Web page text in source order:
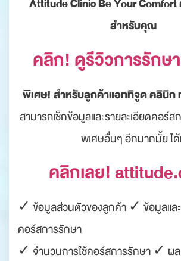
Attitude Clinic Be Your Comfort
สำหรับคุณ
คลิก! ดูรีวิวการรักษ
พิเศษ! สำหรับลูกค้าแอททิจูด คลินิก
สามารถเช็กข้อมูลและรายละเอียดคอร์ส
พิเศษอื่นๆ อีกมากมั้ย ไ
คลิกเลย!
✓ ข้อมูลส่วนตัวของลูกค้า ✓ ข้อมูลและ
คอร์สการรักษา
✓ จำนวนการใช้คอร์สการรักษา ✓ ผล